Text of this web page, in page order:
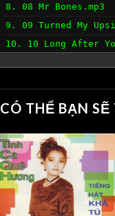
8. 08 Mr Bones.mp3
9. 09 Turned My
10. 10 Long After
CÓ THỂ BẠN SẼ